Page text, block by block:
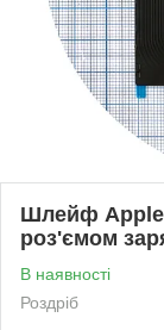
Шлейф Apple
роз'ємом
В наявності
Роздріб